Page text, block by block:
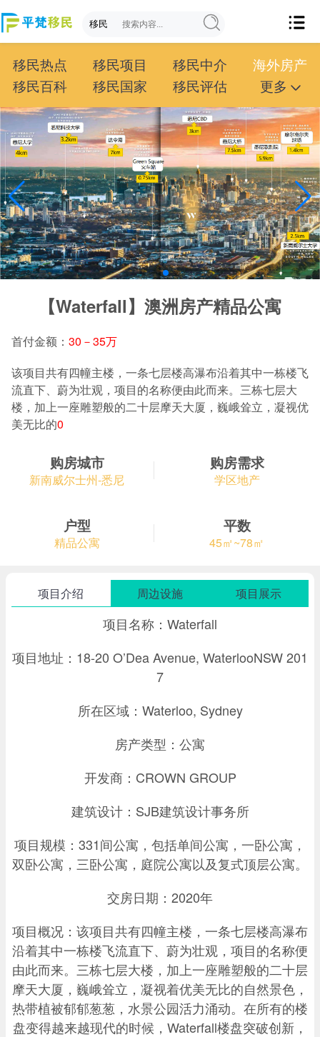
移民热点 移民项目 移民中介
海外房产
移民百科
移民国家 移民评估
更多
成功案例
投资移民 创业移民
购房移民
护照移民
技术移民 雇主移民
移民学院
联系我们
【Waterfall】澳洲房产精品公寓
首付金额： 30－35万
该项目共有四幢主楼，一条七层楼高瀑布沿着其中一栋楼飞
流直下、蔚为壮观，项目的名称便由此而来。三栋七层大
楼，加上一座雕塑般的二十层摩天大厦，巍峨耸立，凝视优
美无比的0
购房城市
新南威尔士州-悉尼
购房需求
学区地产
户型
精品公寓
平数
45㎡~78㎡
项目介绍 周边设施 项目展示
项目名称：Waterfall
项目地址：18-20 O’Dea Avenue, WaterlooNSW 201
7
所在区域：Waterloo, Sydney
房产类型：公寓
开发商：CROWN GROUP
建筑设计：SJB建筑设计事务所
项目规模：331间公寓，包括单间公寓，一卧公寓，
双卧公寓，三卧公寓，庭院公寓以及复式顶层公寓。
交房日期：2020年
项目概况：该项目共有四幢主楼，一条七层楼高瀑布
沿着其中一栋楼飞流直下、蔚为壮观，项目的名称便
由此而来。三栋七层大楼，加上一座雕塑般的二十层
摩天大厦，巍峨耸立，凝视着优美无比的自然景色，
热带植被郁郁葱葱，水景公园活力涌动。在所有的楼
盘变得越来越现代的时候，Waterfall楼盘突破创新，